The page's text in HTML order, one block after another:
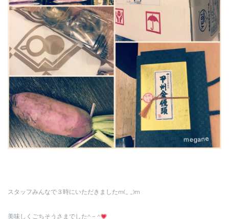
スタッフみんなで３時にいただきましたm(_ _)m
美味しくごちそうさまでした^ – ^